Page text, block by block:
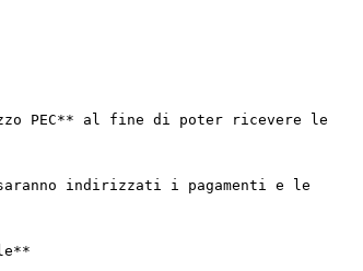
PEC** al fine di poter ricevere le
indirizzati i pagamenti e le